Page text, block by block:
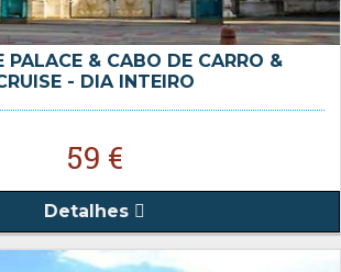
PALACE & CABO DE CARRO &
- DIA INTEIRO
59 €
Detalhes